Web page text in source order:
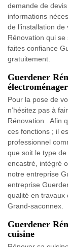
demande de
informations
de l’installation
Rénovation qui se
faites confiance
gratuitement.
Guerdener
électroménager
Pour la pose de
n’hésitez pas à
Rénovation . Afin
ces fonctions ; il
professionnel
que soit le type
encastré, intégré
notre entreprise
entreprise
qualité en travaux
Grand-saconnex.
Guerdener
cuisine